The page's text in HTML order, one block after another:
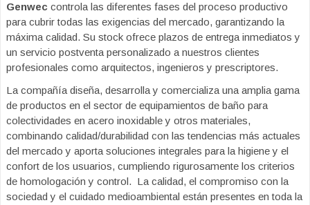
Genwec controla las diferentes fases del proceso productivo
para cubrir todas las exigencias del mercado, garantizando la
máxima calidad. Su stock ofrece plazos de entrega inmediatos y
un servicio postventa personalizado a nuestros clientes
profesionales como arquitectos, ingenieros y prescriptores.
La compañía diseña, desarrolla y comercializa una amplia gama
de productos en el sector de equipamientos de baño para
colectividades en acero inoxidable y otros materiales,
combinando calidad/durabilidad con las tendencias más actuales
del mercado y aporta soluciones integrales para la higiene y el
confort de los usuarios, cumpliendo rigurosamente los criterios
de homologación y control. La calidad, el compromiso con la
sociedad y el cuidado medioambiental están presentes en toda la